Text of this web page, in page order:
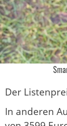
Der
In anderen